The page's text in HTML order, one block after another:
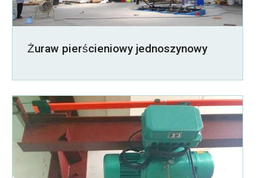
Żuraw pierścieniowy jednoszynowy